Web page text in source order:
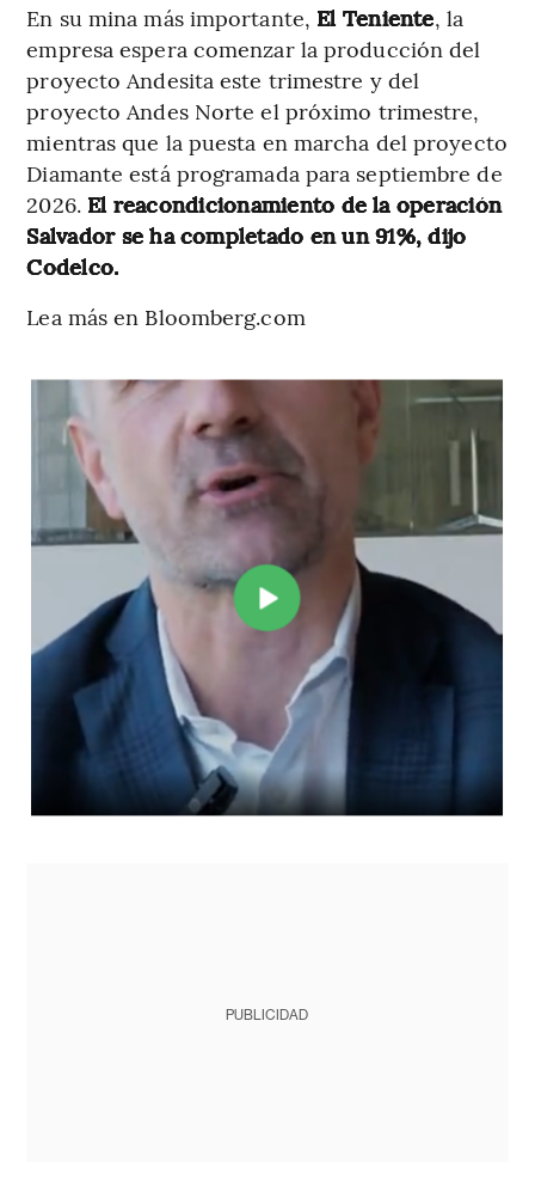
En su mina más importante, El Teniente, la
empresa espera comenzar la producción del
proyecto Andesita este trimestre y del
proyecto Andes Norte el próximo trimestre,
mientras que la puesta en marcha del proyecto
Diamante está programada para septiembre de
2026. El reacondicionamiento de la operación
Salvador se ha completado en un 91%, dijo
Codelco.
Lea más en Bloomberg.com
PUBLICIDAD